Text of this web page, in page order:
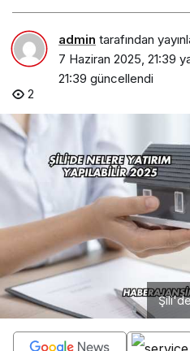
admin tarafından
7 Haziran 2025, 21:39
21:39 güncellendi
2